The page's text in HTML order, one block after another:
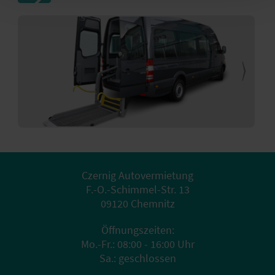
Czernig Autovermietung
F.-O.-Schimmel-Str. 13
09120 Chemnitz
Öffnungszeiten:
Mo.-Fr.: 08:00 - 16:00 Uhr
Sa.: geschlossen